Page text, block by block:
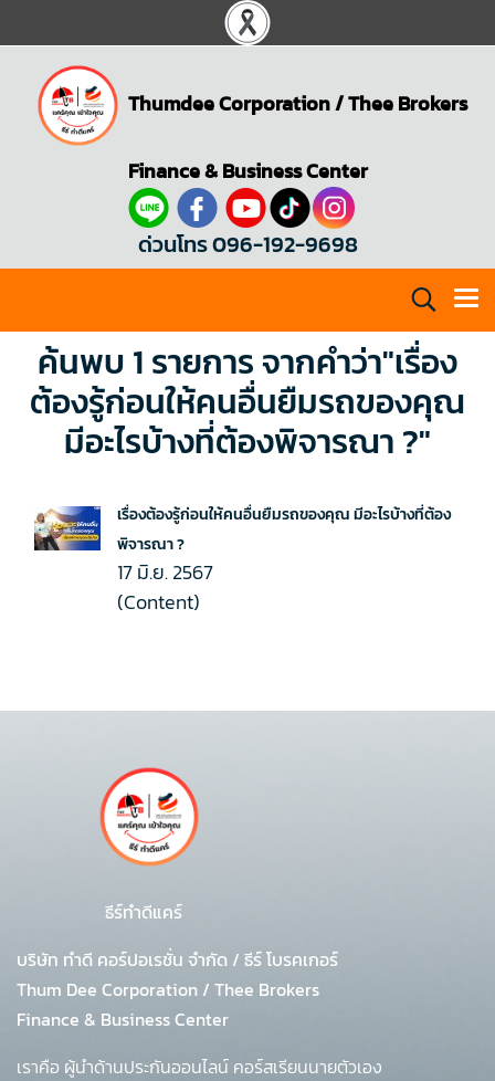
Thumdee Corporation/Thee Brokers
Finance & Business Center
ด่วนโทร 096-192-9698
ค้นพบ 1 รายการ จากคำว่า"เรื่อง
ต้องรู้ก่อนให้คนอื่นยืมรถของคุณ
มีอะไรบ้างที่ต้องพิจารณา ?"
เรื่องต้องรู้ก่อนให้คนอื่นยืมรถของคุณ มีอะไรบ้างที่ต้อง
พิจารณา ?
17 มิ.ย. 2567
(Content)
ธีร์ทำดีแคร์
บริษัท ทำดี คอร์ปอเรชั่น จำกัด / ธีร์ โบรคเกอร์
Thum Dee Corporation / Thee Brokers
Finance & Business Center
เราคือ ผู้นำด้านประกันออนไลน์ คอร์สเรียนนายตัวเอง